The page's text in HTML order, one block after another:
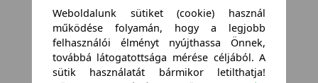
Weboldalunk sütiket (cookie) használ
működése folyamán, hogy a legjobb
felhasználói élményt nyújthassa Önnek,
továbbá látogatottsága mérése céljából. A
sütik használatát bármikor letilthatja!